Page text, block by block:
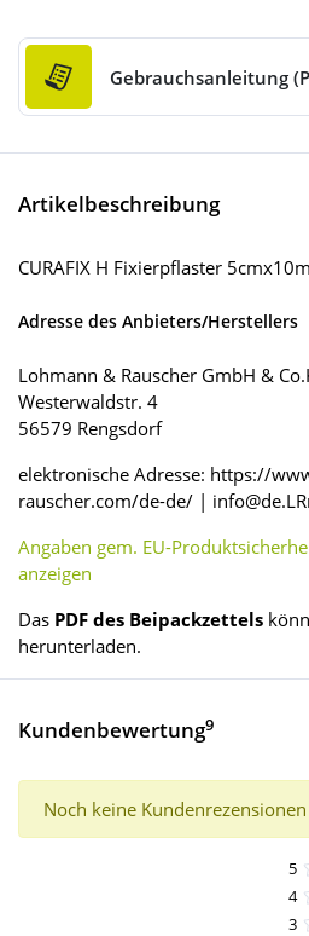
Gebrauchsanleitung
Artikelbeschreibung
CURAFIX H Fixierpflaster 5cmx10m
Adresse des Anbieters/Herstellers
Lohmann & Rauscher GmbH &
Westerwaldstr. 4
56579 Rengsdorf
elektronische Adresse: https://
rauscher.com/de-de/ |
Angaben gem. EU-
anzeigen
Das PDF des Beipackzettels
herunterladen.
Kundenbewertung9
Noch keine
5
4
3